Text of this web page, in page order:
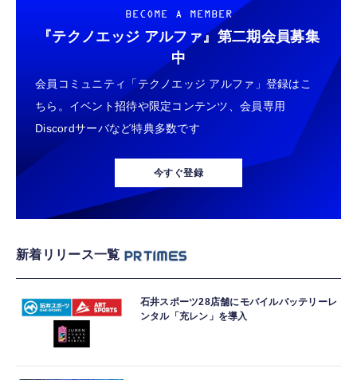
BECOME A MEMBER
『テクノエッジ アルファ』 第二期会員募集
中
会員コミュニティ「テクノエッジ アルファ」登録はこ
ちら。イベント招待や限定コンテンツ、会員専用
Discordサーバなど特典多数です
今すぐ登録
新着リリース一覧
石井スポーツ28店舗にモバイルバッテリーレ
ンタル「充レン」を導入